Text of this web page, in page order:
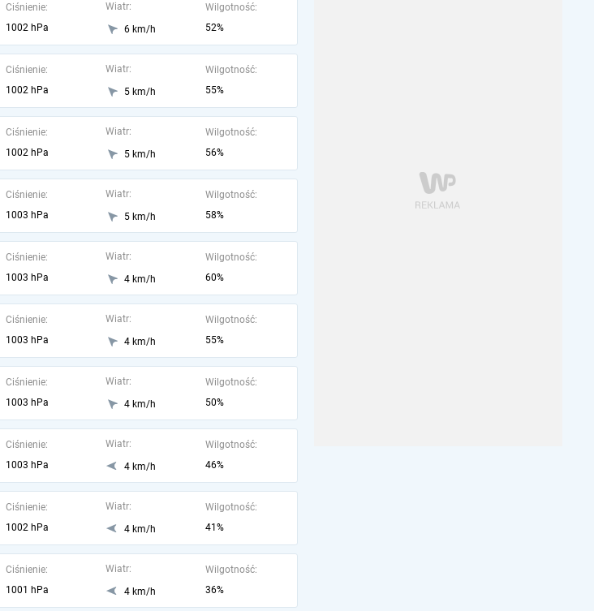
Ciśnienie:
1002 hPa
Wiatr:
6 km/h
Wilgotność:
52%
Ciśnienie:
1002 hPa
Wiatr:
5 km/h
Wilgotność:
55%
Ciśnienie:
1002 hPa
Wiatr:
5 km/h
Wilgotność:
56%
Ciśnienie:
1003 hPa
Wiatr:
5 km/h
Wilgotność:
58%
Ciśnienie:
1003 hPa
Wiatr:
4 km/h
Wilgotność:
60%
Ciśnienie:
1003 hPa
Wiatr:
4 km/h
Wilgotność:
55%
Ciśnienie:
1003 hPa
Wiatr:
4 km/h
Wilgotność:
50%
Ciśnienie:
1003 hPa
Wiatr:
4 km/h
Wilgotność:
46%
Ciśnienie:
1002 hPa
Wiatr:
4 km/h
Wilgotność:
41%
Ciśnienie:
1001 hPa
Wiatr:
4 km/h
Wilgotność:
36%